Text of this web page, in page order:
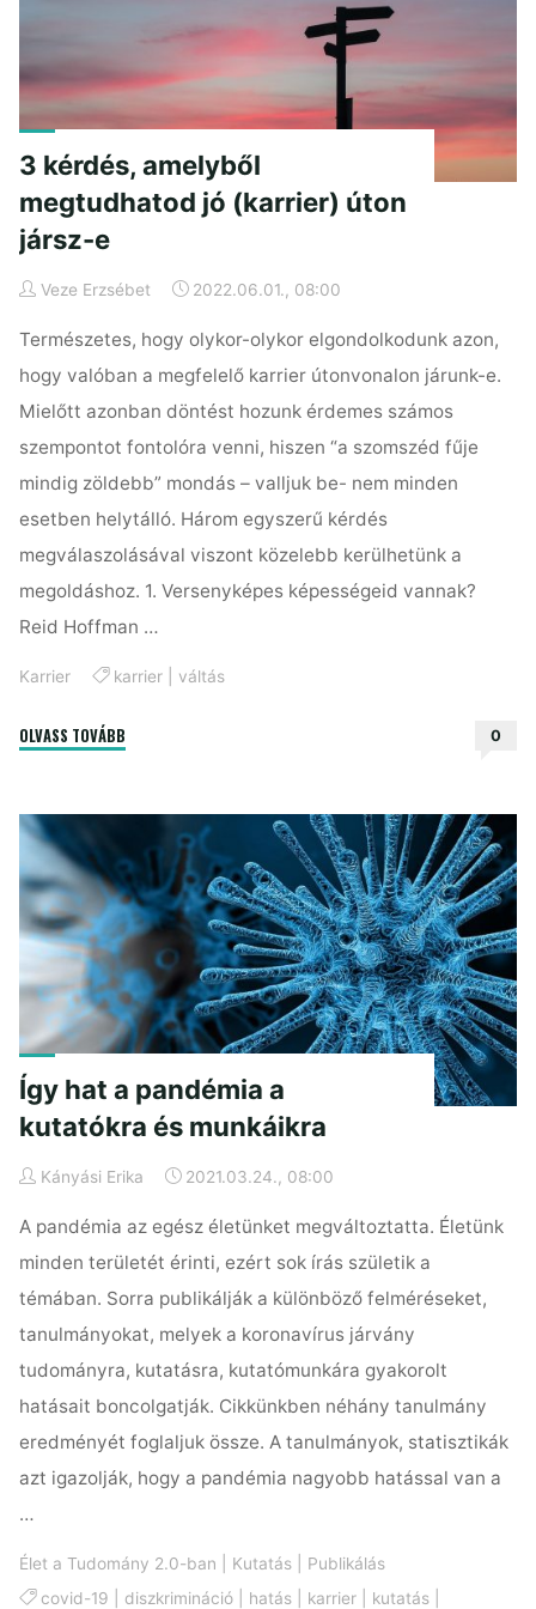
3 kérdés, amelyből
megtudhatod jó (karrier) úton
jársz-e
Veze Erzsébet 2022.06.01., 08:00
Természetes, hogy olykor-olykor elgondolkodunk azon,
hogy valóban a megfelelő karrier útonvonalon járunk-e.
Mielőtt azonban döntést hozunk érdemes számos
szempontot fontolóra venni, hiszen “a szomszéd fűje
mindig zöldebb” mondás – valljuk be- nem minden
esetben helytálló. Három egyszerű kérdés
megválaszolásával viszont közelebb kerülhetünk a
megoldáshoz. 1. Versenyképes képességeid vannak?
Reid Hoffman …
Karrier karrier| váltás
OLVASS TOVÁBB
jó
(karrier)
úton
jársz-
e"
0
Így hat a pandémia a
kutatókra és munkáikra
Kányási Erika 2021.03.24., 08:00
A pandémia az egész életünket megváltoztatta. Életünk
minden területét érinti, ezért sok írás születik a
témában. Sorra publikálják a különböző felméréseket,
tanulmányokat, melyek a koronavírus járvány
tudományra, kutatásra, kutatómunkára gyakorolt
hatásait boncolgatják. Cikkünkben néhány tanulmány
eredményét foglaljuk össze. A tanulmányok, statisztikák
azt igazolják, hogy a pandémia nagyobb hatással van a
…
Élet a Tudomány 2.0-ban Kutatás
Publikálás
covid-19
diszkrimináció| hatás| karrier| kutatás|